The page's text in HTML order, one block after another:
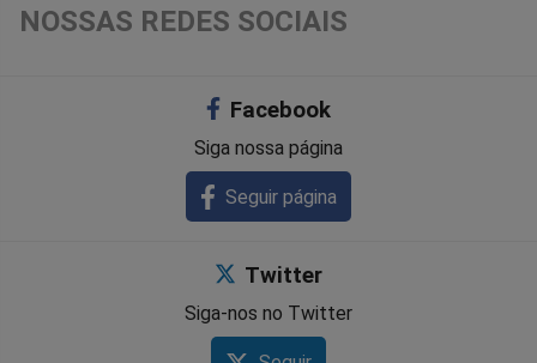
NOSSAS REDES SOCIAIS
Facebook
Siga nossa página
Seguir página
Twitter
Siga-nos no Twitter